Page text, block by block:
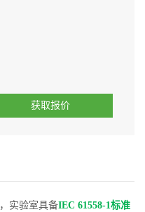
获取报价
，实验室具备IEC 61558-1标准